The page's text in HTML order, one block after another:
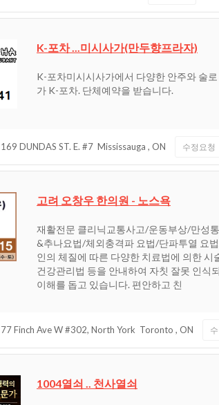
K-포차 ...미시사가(만두향프라자)
K-포차미시시사가에서 다양한 안주와 술
가 K-포차. 단체예약을 받습니다.
169 DUNDAS ST. E. #7 Mississauga , ON 수정요청
고려 오창우 한의원 - 노스욕
재활전문 클리닉교통사고/운동부상/만성
&추나요법/체외충격파 요법/단파투열 요
인의 체질에 따른 다양한 치료법에 의한
건강관리법 등을 안내하여 자칫 잘못 인식
이해를 돕고 있습니다. 편안하고 친
77 Finch Ave W #302, North York Toronto , ON
1004열쇠 .. 천사열쇠